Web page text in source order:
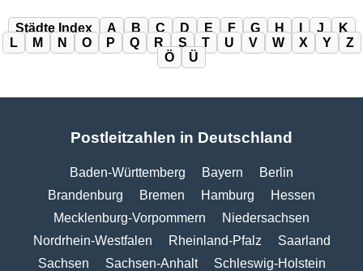
Städte Index A B C D E F G H J
K
L
M N O P Q R S T U V W X Y
Z
Ö
Ü
Postleitzahlen in Deutschland
Baden-Württemberg Bayern
Berlin
Brandenburg
Bremen Hamburg
Hessen
Mecklenburg-Vorpommern
Niedersachsen
Nordrhein-Westfalen
Rheinland-Pfalz
Saarland
Sachsen
Sachsen-Anhalt Schleswig-Holstein